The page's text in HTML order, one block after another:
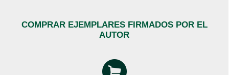
COMPRAR EJEMPLARES FIRMADOS POR EL
AUTOR